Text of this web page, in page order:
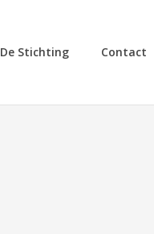
De Stichting Contact